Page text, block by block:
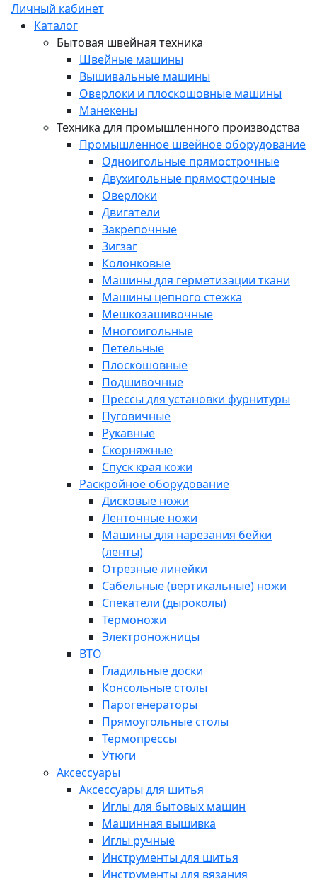
Личный кабинет
Каталог
Бытовая швейная техника
Швейные машины
Вышивальные машины
Оверлоки и плоскошовные машины
Манекены
Техника для промышленного производства
Промышленное швейное оборудование
Одноигольные прямострочные
Двухигольные прямострочные
Оверлоки
Двигатели
Закрепочные
Зигзаг
Колонковые
Машины для герметизации ткани
Машины цепного стежка
Мешкозашивочные
Многоигольные
Петельные
Плоскошовные
Подшивочные
Прессы для установки фурнитуры
Пуговичные
Рукавные
Скорняжные
Спуск края кожи
Раскройное оборудование
Дисковые ножи
Ленточные ножи
Машины для нарезания бейки
(ленты)
Отрезные линейки
Сабельные (вертикальные) ножи
Спекатели (дыроколы)
Термоножи
Электроножницы
ВТО
Гладильные доски
Консольные столы
Парогенераторы
Прямоугольные столы
Термопрессы
Утюги
Аксессуары
Аксессуары для шитья
Иглы для бытовых машин
Машинная вышивка
Иглы ручные
Инструменты для шитья
Инструменты для вязания